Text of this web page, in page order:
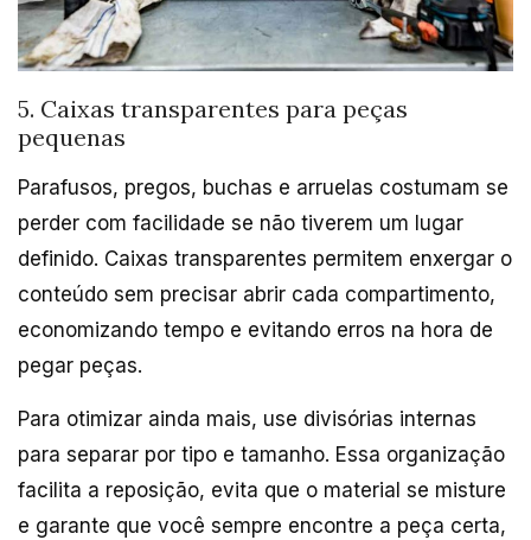
5. Caixas transparentes para peças
pequenas
Parafusos, pregos, buchas e arruelas costumam se
perder com facilidade se não tiverem um lugar
definido. Caixas transparentes permitem enxergar o
conteúdo sem precisar abrir cada compartimento,
economizando tempo e evitando erros na hora de
pegar peças.
Para otimizar ainda mais, use divisórias internas
para separar por tipo e tamanho. Essa organização
facilita a reposição, evita que o material se misture
e garante que você sempre encontre a peça certa,